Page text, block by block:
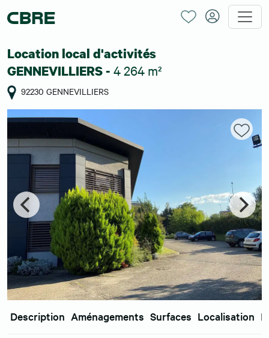
Location local d'activités
GENNEVILLIERS - 4 264 m²
92230 GENNEVILLIERS
Description Aménagements Surfaces Localisation